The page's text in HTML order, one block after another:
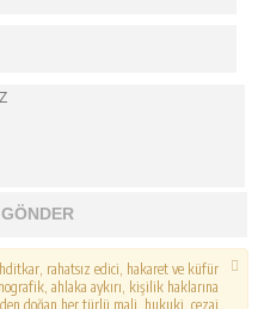
rahatsız edici, hakaret ve küfür
ahlaka aykırı, kişilik haklarına
doğan her türlü mali, hukuki, cezai,